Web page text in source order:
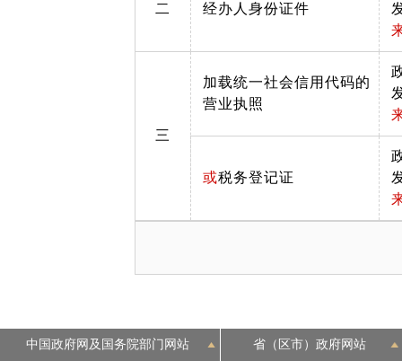
二 经办人身份证件
三
加载统一社会信用代码的
营业执照
或税务登记证
中国政府网及国务院部门网站 省（区市）政府网站